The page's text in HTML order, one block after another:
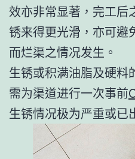
效亦非常显著，完工后
锈来得更光滑，亦可避
而烂渠之情况发生。
生锈或积满油脂及硬料
需为渠道进行一次事前
生锈情况极为严重或已